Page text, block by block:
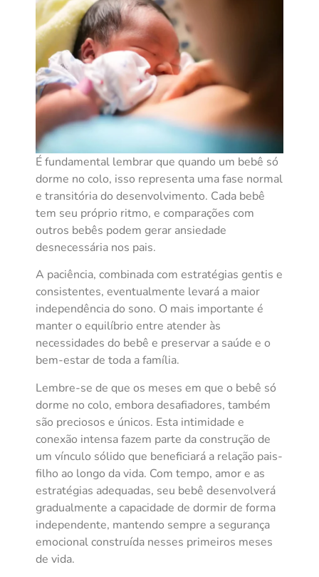
É fundamental lembrar que quando um bebê só
dorme no colo, isso representa uma fase normal
e transitória do desenvolvimento. Cada bebê
tem seu próprio ritmo, e comparações com
outros bebês podem gerar ansiedade
desnecessária nos pais.
A paciência, combinada com estratégias gentis e
consistentes, eventualmente levará a maior
independência do sono. O mais importante é
manter o equilíbrio entre atender às
necessidades do bebê e preservar a saúde e o
bem-estar de toda a família.
Lembre-se de que os meses em que o bebê só
dorme no colo, embora desafiadores, também
são preciosos e únicos. Esta intimidade e
conexão intensa fazem parte da construção de
um vínculo sólido que beneficiará a relação pais-
filho ao longo da vida. Com tempo, amor e as
estratégias adequadas, seu bebê desenvolverá
gradualmente a capacidade de dormir de forma
independente, mantendo sempre a segurança
emocional construída nesses primeiros meses
de vida.